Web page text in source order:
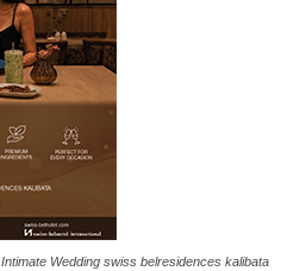
Intimate Wedding swiss belresidences kalibata